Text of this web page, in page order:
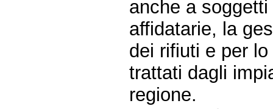
anche a
affidatarie, la
dei rifiuti e per
trattati dagli
regione.